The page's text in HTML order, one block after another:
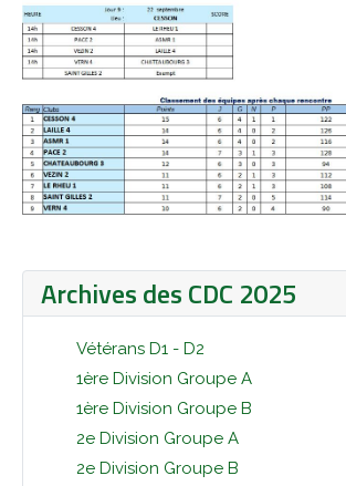
Archives des CDC 2025
Vétérans D1 - D2
1ère Division Groupe A
1ère Division Groupe B
2e Division Groupe A
2e Division Groupe B